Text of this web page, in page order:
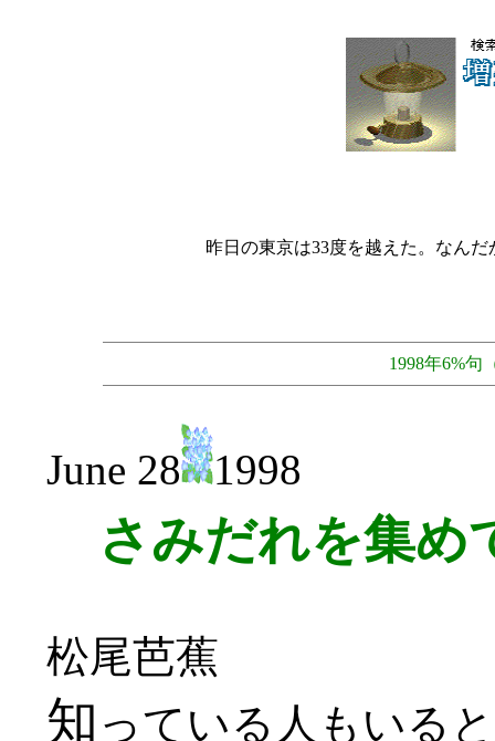
昨日の東京は33度を越えた。なん
1998年6%句
June 28 1998
さみだれを集め
松尾芭蕉
知 っている人もいる